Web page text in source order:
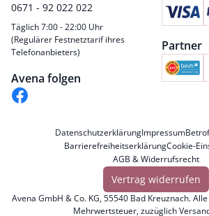
0671 - 92 022 022
Täglich 7:00 - 22:00 Uhr
(Regulärer Festnetztarif ihres
Telefonanbieters)
Avena folgen
Partner
DatenschutzerklärungImpressum
BarrierefreiheitserklärungCookie-
AGB & Widerrufsrecht
Vertrag widerrufen
Avena GmbH & Co. KG, 55540 Bad Kreuznach.
Mehrwertsteuer, zuzüglich